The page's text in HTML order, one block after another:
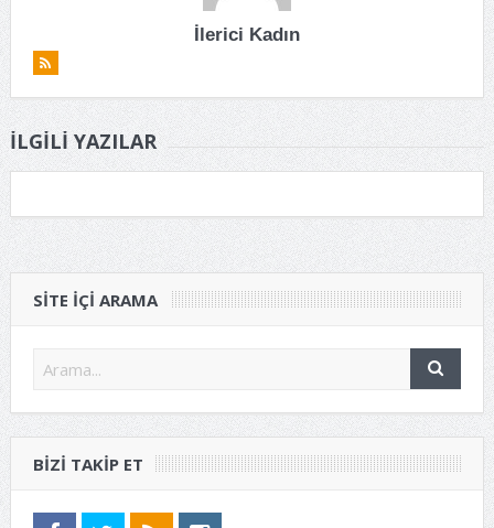
İlerici Kadın
İLGILI YAZILAR
SITE IÇI ARAMA
BIZI TAKIP ET